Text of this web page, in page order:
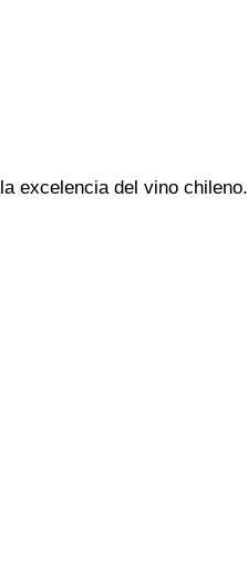
excelencia del vino chileno.